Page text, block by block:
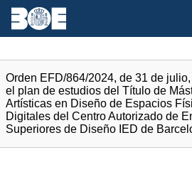
Orden EFD/864/2024, de 31 de
el plan de estudios del Título de
Artísticas en Diseño de Espacios
Digitales del Centro Autorizado de
Superiores de Diseño IED de